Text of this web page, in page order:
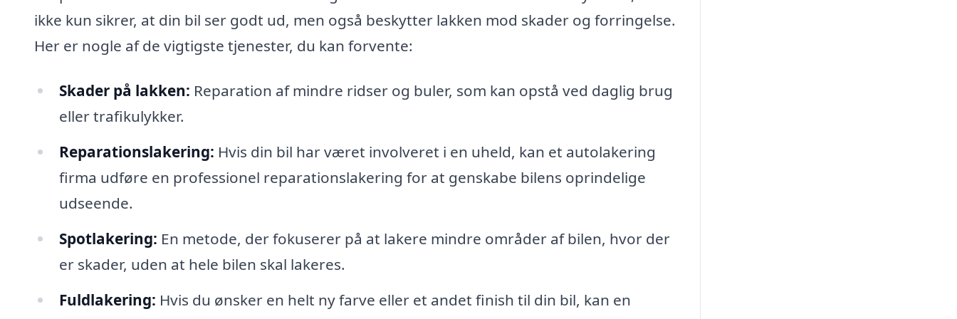
ikke kun sikrer, at din bil ser godt ud, men også beskytter lakken mod skader og forringelse.
Her er nogle af de vigtigste tjenester, du kan forvente:
Skader på lakken: Reparation af mindre ridser og buler, som kan opstå ved daglig brug
eller trafikulykker.
Reparationslakering: Hvis din bil har været involveret i en uheld, kan et autolakering
firma udføre en professionel reparationslakering for at genskabe bilens oprindelige
udseende.
Spotlakering: En metode, der fokuserer på at lakere mindre områder af bilen, hvor der
er skader, uden at hele bilen skal lakeres.
Fuldlakering: Hvis du ønsker en helt ny farve eller et andet finish til din bil, kan en